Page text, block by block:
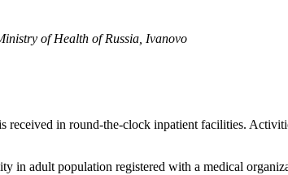
of Health of Russia, Ivanovo
in round-the-clock inpatient facilities.
in adult population registered with a medical